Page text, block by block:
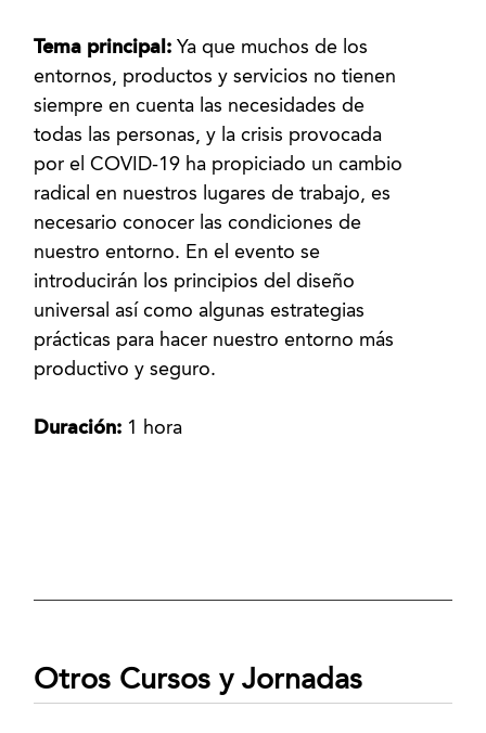
Tema principal:Ya que muchos de los
entornos, productos y servicios no tienen
siempre en cuenta las necesidades de
todas las personas, y la crisis provocada
por el COVID-19 ha propiciado un cambio
radical en nuestros lugares de trabajo, es
necesario conocer las condiciones de
nuestro entorno. En el evento se
introducirán los principios del diseño
universal así como algunas estrategias
prácticas para hacer nuestro entorno más
productivo y seguro.
Duración: 1 hora
Otros Cursos y Jornadas